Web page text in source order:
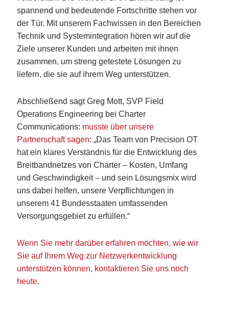
spannend und bedeutende Fortschritte stehen vor
der Tür. Mit unserem Fachwissen in den Bereichen
Technik und Systemintegration hören wir auf die
Ziele unserer Kunden und arbeiten mit ihnen
zusammen, um streng getestete Lösungen zu
liefern, die sie auf ihrem Weg unterstützen.
Abschließend sagt Greg Mott, SVP Field
Operations Engineering bei Charter
Communications: musste über unsere
Partnerschaft sagen: „Das Team von Precision OT
hat ein klares Verständnis für die Entwicklung des
Breitbandnetzes von Charter – Kosten, Umfang
und Geschwindigkeit – und sein Lösungsmix wird
uns dabei helfen, unsere Verpflichtungen in
unserem 41 Bundesstaaten umfassenden
Versorgungsgebiet zu erfüllen.“
Wenn Sie mehr darüber erfahren möchten, wie wir
Sie auf Ihrem Weg zur Netzwerkentwicklung
unterstützen können, kontaktieren Sie uns noch
heute.